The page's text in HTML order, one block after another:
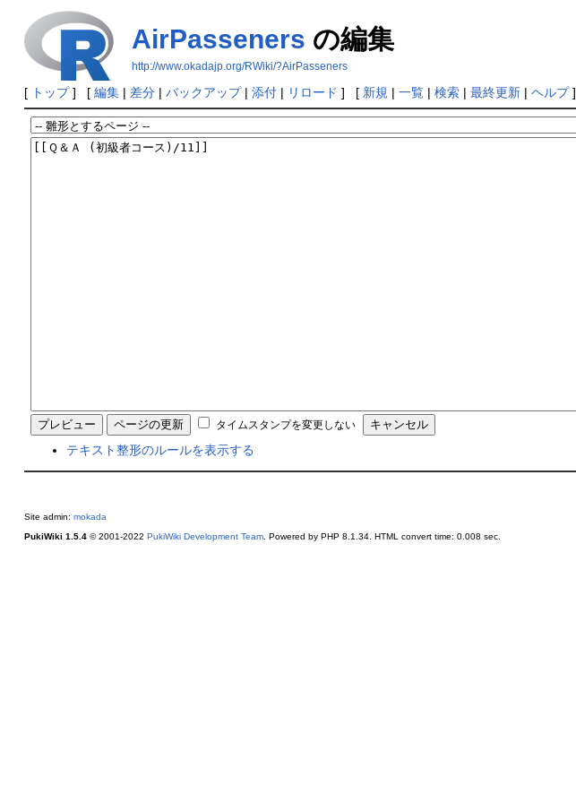
AirPasseners の編集
http://www.okadajp.org/RWiki/?AirPasseners
[ トップ] [ 編集| 差分| バックアップ| 添付| リロード ] [ 新規 | 一覧| 検索| 最終更新| ヘルプ]
タイムスタンプを変更しない
テキスト整形のルールを表示する
Site admin: mokada
PukiWiki 1.5.4© 2001-2022 PukiWiki Development Team. Powered by PHP 8.1.34. HTML convert time: 0.008 sec.